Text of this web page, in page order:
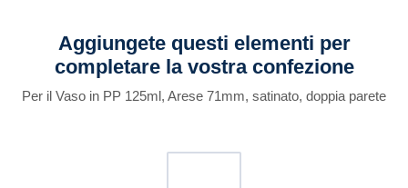
Aggiungete questi elementi per
completare la vostra confezione
Per il Vaso in PP 125ml, Arese 71mm, satinato, doppia parete